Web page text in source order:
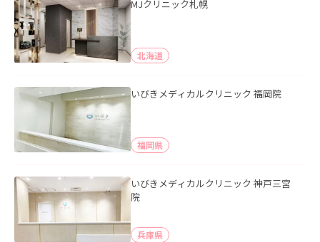
MJクリニック札幌
北海道
いびきメディカルクリニック 福岡院
福岡県
いびきメディカルクリニック 神戸三宮
院
兵庫県